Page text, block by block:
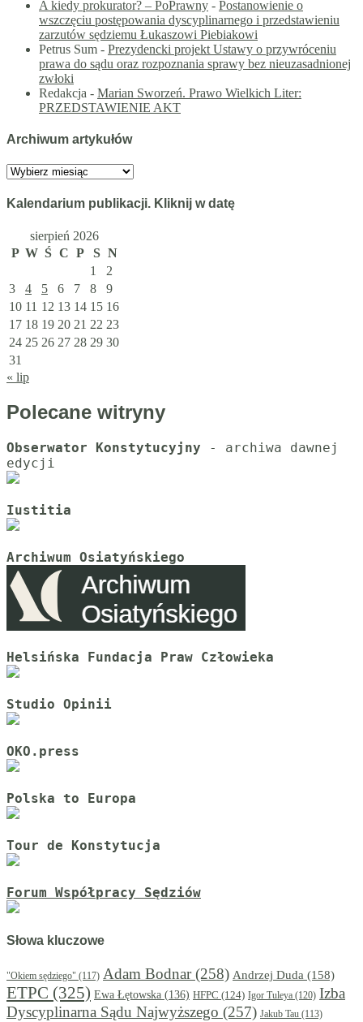
A kiedy prokurator? – PoPrawny - Postanowienie o
wszczęciu postępowania dyscyplinarnego i przedstawieniu
zarzutów sędziemu Łukaszowi Piebiakowi
Petrus Sum - Prezydencki projekt Ustawy o przywróceniu
prawa do sądu oraz rozpoznania sprawy bez nieuzasadnionej
zwłoki
Redakcja - Marian Sworzeń. Prawo Wielkich Liter:
PRZEDSTAWIENIE AKT
Archiwum artykułów
Archiwum
Kalendarium publikacji. Kliknij w datę
sierpień 2026
P W Ś C P S N
1
2
3
4 5 6 7 8
9
10 11 12 13 14 15 16
17 18 19 20 21 22 23
24 25 26 27 28 29 30
31
« lip
Polecane witryny
Obserwator Konstytucyjny - archiwa dawnej
Iustitia
Archiwum Osiatyńskiego
Helsińska Fundacja Praw Człowieka
Studio Opinii
OKO.press
Polska to Europa
Tour de Konstytucja
Forum Współpracy Sędziów
Słowa kluczowe
"Okiem sędziego" (117) Adam Bodnar(258) Andrzej Duda (158)
ETPC (325) Ewa Łętowska (136) HFPC (124) Igor Tuleya (120) Izba
Dyscyplinarna Sądu Najwyższego (257) Jakub Tau (113)